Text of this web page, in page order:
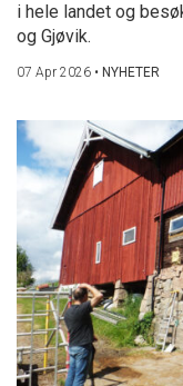
i hele landet og
og Gjøvik.
07 Apr 2026 • NYHETER